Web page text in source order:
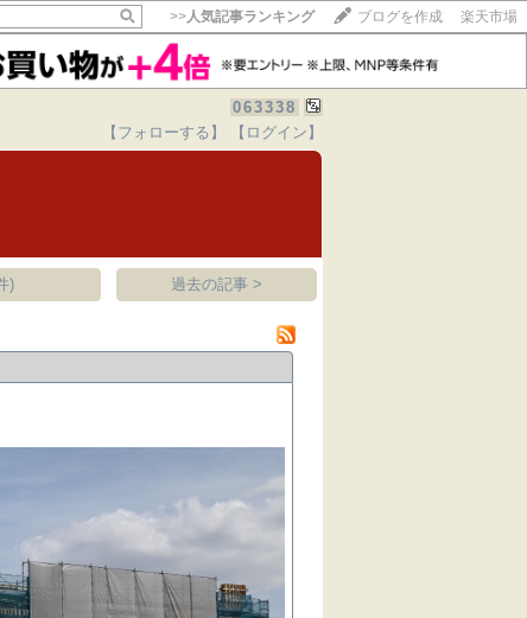
>>人気記事ランキング ブログを作成 楽天市場
063338
【フォローする】 【ログイン】
) 過去の記事 >